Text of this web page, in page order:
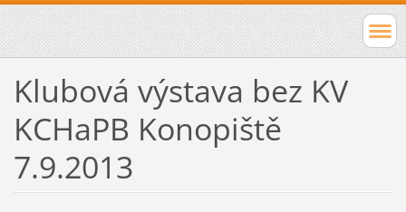
Klubová výstava bez KV
KCHaPB Konopiště
7.9.2013